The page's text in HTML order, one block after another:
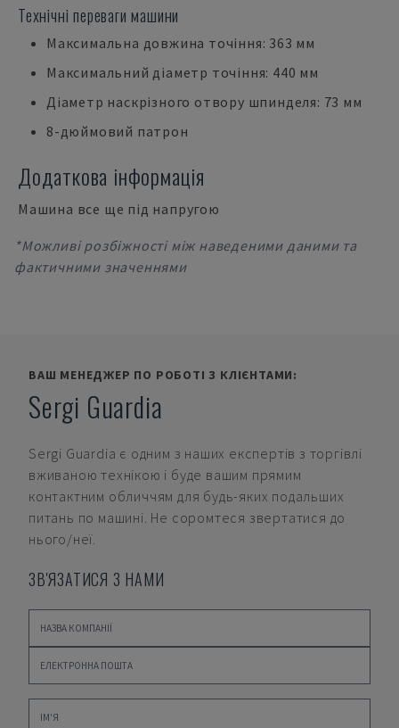
Технічні переваги машини
Максимальна довжина точіння: 363 мм
Максимальний діаметр точіння: 440 мм
Діаметр наскрізного отвору шпинделя: 73 мм
8-дюймовий патрон
Додаткова інформація
Машина все ще під напругою
*Можливі розбіжності між наведеними даними та
фактичними значеннями
ВАШ МЕНЕДЖЕР ПО РОБОТІ З КЛІЄНТАМИ:
Sergi Guardia
Sergi Guardia є одним з наших експертів з торгівлі
вживаною технікою і буде вашим прямим
контактним обличчям для будь-яких подальших
питань по машині. Не соромтеся звертатися до
нього/неї.
ЗВ'ЯЗАТИСЯ З НАМИ